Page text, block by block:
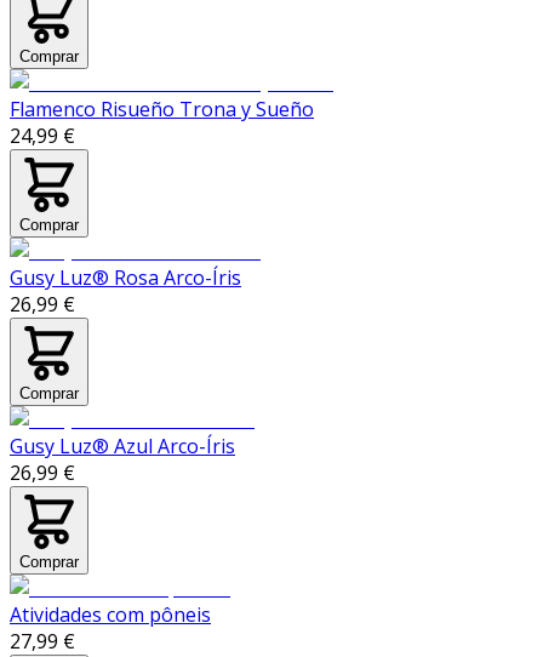
Comprar
Flamenco Risueño Trona y Sueño
24,99 €
Comprar
Gusy Luz® Rosa Arco-Íris
26,99 €
Comprar
Gusy Luz® Azul Arco-Íris
26,99 €
Comprar
Atividades com pôneis
27,99 €